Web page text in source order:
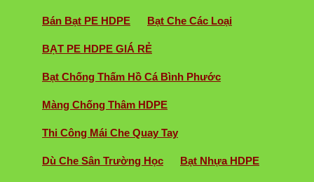
Bán Bạt PE HDPE Bạt Che Các Loại
BẠT PE HDPE GIÁ RẺ
Bạt Chống Thấm Hồ Cá Bình Phước
Màng Chống Thâm HDPE
Thi Công Mái Che Quay Tay
Dù Che Sân Trường Học Bạt Nhựa HDPE